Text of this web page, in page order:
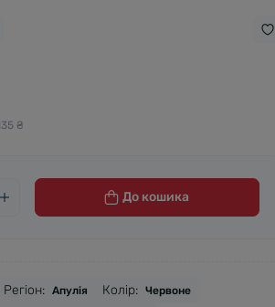
₴
До кошика
Регіон: Апулія Колір: Червоне